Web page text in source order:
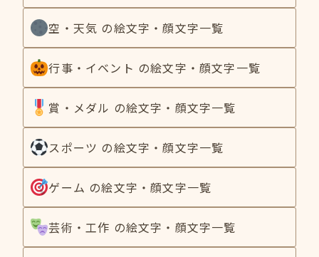
空・天気 の絵文字・顔文字一覧
行事・イベント の絵文字・顔文字一覧
賞・メダル の絵文字・顔文字一覧
スポーツ の絵文字・顔文字一覧
ゲーム の絵文字・顔文字一覧
芸術・工作 の絵文字・顔文字一覧